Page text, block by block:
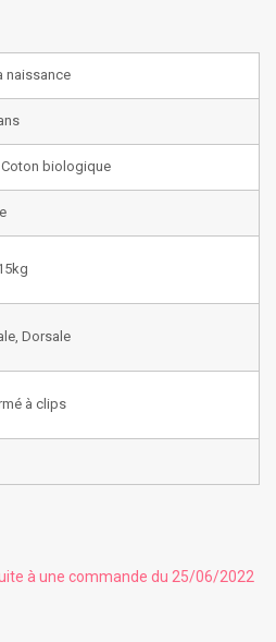
naissance
Coton biologique
Dorsale
à clips
à une commande du 25/06/2022